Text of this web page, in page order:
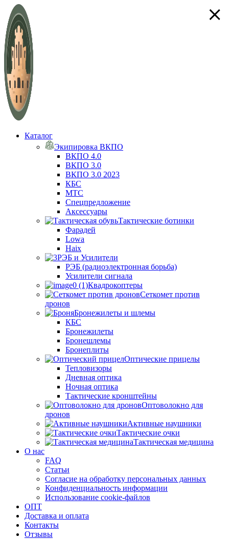
Каталог
Экипировка ВКПО
ВКПО 4.0
ВКПО 3.0
ВКПО 3.0 2023
КБС
МТС
Спецпредложение
Аксессуары
Тактические ботинки
Фарадей
Lowa
Haix
РЭБ и Усилители
РЭБ (радиоэлектронная борьба)
Усилители сигнала
Квадрокоптеры
Сеткомет против
дронов
Бронежилеты и шлемы
КБС
Бронежилеты
Бронешлемы
Бронеплиты
Оптические прицелы
Тепловизоры
Дневная оптика
Ночная оптика
Тактические кронштейны
Оптоволокно для
дронов
Активные наушники
Тактические очки
Тактическая медицина
О нас
FAQ
Статьи
Согласие на обработку персональных данных
Конфиденциальность информации
Использование cookie-файлов
ОПТ
Доставка и оплата
Контакты
Отзывы
×
×
×
×